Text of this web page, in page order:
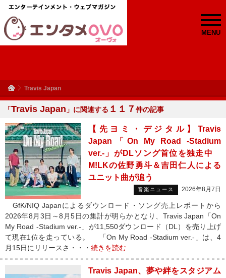
MENU
Travis Japan
「Travis Japan 」に関連する １１７ 件の記事
【先ヨミ・デジタル】Travis
Japan「On My Road -Stadium
ver.-」がDLソング首位を独走中
M!LKの佐野勇斗＆吉田仁人による
ユニット曲が追う
音楽ニュース 2026年8月7日
GfK/NIQ Japanによるダウンロード・ソング売上レポートから
2026年8月3日～8月5日の集計が明らかとなり、Travis Japan「On
My Road -Stadium ver.-」が11,550ダウンロード（DL）を売り上げ
て現在1位を走っている。 「On My Road -Stadium ver.-」は、4
月15日にリリースさ・・・ 続きを読む
Travis Japan、夢や絆をスタジアム